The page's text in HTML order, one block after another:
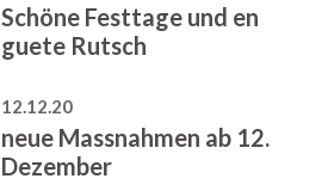
Schöne Festtage und en
guete Rutsch
12.12.20
neue Massnahmen ab 12.
Dezember